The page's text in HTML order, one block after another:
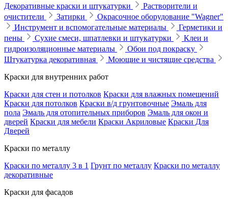
Декоративные краски и штукатурки
Растворители и
очистители
Затирки
Окрасочное оборудование "Wagner"
Инструмент и вспомогательные материалы
Герметики и
пены
Сухие смеси, шпатлевки и штукатурки
Клеи и
гидроизоляционные материалы
Обои под покраску
Штукатурка декоративная
Моющие и чистящие средства
Краски для внутренних работ
Краски для стен и потолков Краски для влажных помещений
Краски для потолков Краски в/д грунтовочные Эмаль для
пола Эмаль для отопительных приборов Эмаль для окон и
дверей Краски для мебели Краски Акриловые Краски Для
Дверей
Краски по металлу
Краски по металлу 3 в 1 Грунт по металлу Краски по металлу
декоративные
Краски для фасадов